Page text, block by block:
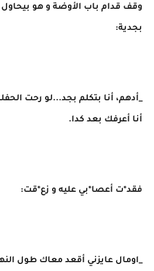
وقف قدام باب الأوضة و هو بيحاول
بجدية:
_أدهم، أنا بتكلم بجد...لو رحت
أنا أعرفك بعد كدا.
فقد*ت أعصا*بي عليه و زع*قت:
_اومال عايزني أقعد معاك طول